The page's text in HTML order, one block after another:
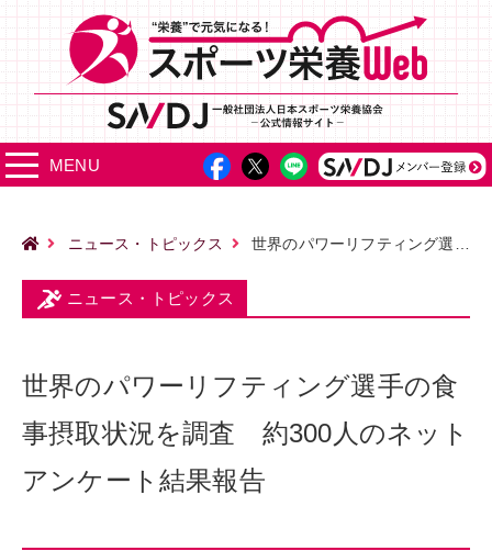
MENU
ニュース・トピックス 世界のパワーリフティング選手の食事摂取状況を調査 約300人のネットアンケート結果報告
ニュース・トピックス
世界のパワーリフティング選手の食
事摂取状況を調査 約300人のネット
アンケート結果報告